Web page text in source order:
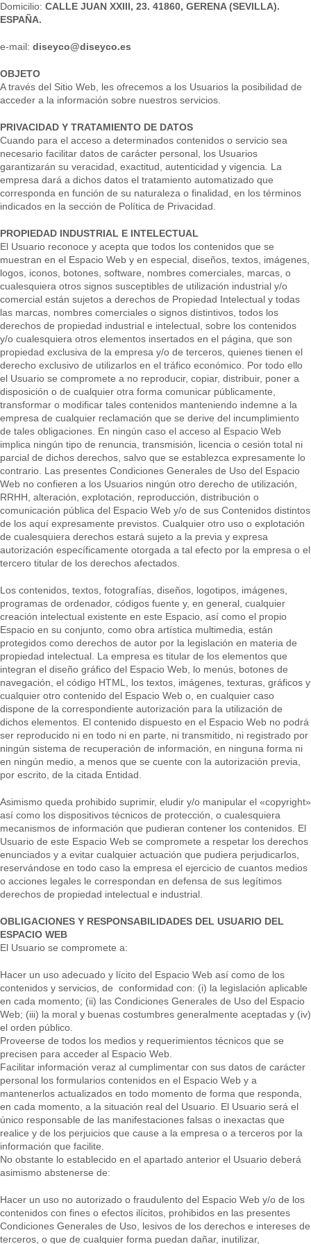
Domicilio: CALLE JUAN XXIII, 23. 41860, GERENA (SEVILLA).
ESPAÑA.
e-mail: diseyco@diseyco.es
OBJETO
A través del Sitio Web, les ofrecemos a los Usuarios la posibilidad de
acceder a la información sobre nuestros servicios.
PRIVACIDAD Y TRATAMIENTO DE DATOS
Cuando para el acceso a determinados contenidos o servicio sea
necesario facilitar datos de carácter personal, los Usuarios
garantizarán su veracidad, exactitud, autenticidad y vigencia. La
empresa dará a dichos datos el tratamiento automatizado que
corresponda en función de su naturaleza o finalidad, en los términos
indicados en la sección de Política de Privacidad.
PROPIEDAD INDUSTRIAL E INTELECTUAL
El Usuario reconoce y acepta que todos los contenidos que se
muestran en el Espacio Web y en especial, diseños, textos, imágenes,
logos, iconos, botones, software, nombres comerciales, marcas, o
cualesquiera otros signos susceptibles de utilización industrial y/o
comercial están sujetos a derechos de Propiedad Intelectual y todas
las marcas, nombres comerciales o signos distintivos, todos los
derechos de propiedad industrial e intelectual, sobre los contenidos
y/o cualesquiera otros elementos insertados en el página, que son
propiedad exclusiva de la empresa y/o de terceros, quienes tienen el
derecho exclusivo de utilizarlos en el tráfico económico. Por todo ello
el Usuario se compromete a no reproducir, copiar, distribuir, poner a
disposición o de cualquier otra forma comunicar públicamente,
transformar o modificar tales contenidos manteniendo indemne a la
empresa de cualquier reclamación que se derive del incumplimiento
de tales obligaciones. En ningún caso el acceso al Espacio Web
implica ningún tipo de renuncia, transmisión, licencia o cesión total ni
parcial de dichos derechos, salvo que se establezca expresamente lo
contrario. Las presentes Condiciones Generales de Uso del Espacio
Web no confieren a los Usuarios ningún otro derecho de utilización,
RRHH, alteración, explotación, reproducción, distribución o
comunicación pública del Espacio Web y/o de sus Contenidos distintos
de los aquí expresamente previstos. Cualquier otro uso o explotación
de cualesquiera derechos estará sujeto a la previa y expresa
autorización específicamente otorgada a tal efecto por la empresa o el
tercero titular de los derechos afectados.
Los contenidos, textos, fotografías, diseños, logotipos, imágenes,
programas de ordenador, códigos fuente y, en general, cualquier
creación intelectual existente en este Espacio, así como el propio
Espacio en su conjunto, como obra artística multimedia, están
protegidos como derechos de autor por la legislación en materia de
propiedad intelectual. La empresa es titular de los elementos que
integran el diseño gráfico del Espacio Web, lo menús, botones de
navegación, el código HTML, los textos, imágenes, texturas, gráficos y
cualquier otro contenido del Espacio Web o, en cualquier caso
dispone de la correspondiente autorización para la utilización de
dichos elementos. El contenido dispuesto en el Espacio Web no podrá
ser reproducido ni en todo ni en parte, ni transmitido, ni registrado por
ningún sistema de recuperación de información, en ninguna forma ni
en ningún medio, a menos que se cuente con la autorización previa,
por escrito, de la citada Entidad.
Asimismo queda prohibido suprimir, eludir y/o manipular el «copyright»
así como los dispositivos técnicos de protección, o cualesquiera
mecanismos de información que pudieran contener los contenidos. El
Usuario de este Espacio Web se compromete a respetar los derechos
enunciados y a evitar cualquier actuación que pudiera perjudicarlos,
reservándose en todo caso la empresa el ejercicio de cuantos medios
o acciones legales le correspondan en defensa de sus legítimos
derechos de propiedad intelectual e industrial.
OBLIGACIONES Y RESPONSABILIDADES DEL USUARIO DEL
ESPACIO WEB
El Usuario se compromete a:
Hacer un uso adecuado y lícito del Espacio Web así como de los
contenidos y servicios, de conformidad con: (i) la legislación aplicable
en cada momento; (ii) las Condiciones Generales de Uso del Espacio
Web; (iii) la moral y buenas costumbres generalmente aceptadas y (iv)
el orden público.
Proveerse de todos los medios y requerimientos técnicos que se
precisen para acceder al Espacio Web.
Facilitar información veraz al cumplimentar con sus datos de carácter
personal los formularios contenidos en el Espacio Web y a
mantenerlos actualizados en todo momento de forma que responda,
en cada momento, a la situación real del Usuario. El Usuario será el
único responsable de las manifestaciones falsas o inexactas que
realice y de los perjuicios que cause a la empresa o a terceros por la
información que facilite.
No obstante lo establecido en el apartado anterior el Usuario deberá
asimismo abstenerse de:
Hacer un uso no autorizado o fraudulento del Espacio Web y/o de los
contenidos con fines o efectos ilícitos, prohibidos en las presentes
Condiciones Generales de Uso, lesivos de los derechos e intereses de
terceros, o que de cualquier forma puedan dañar, inutilizar,